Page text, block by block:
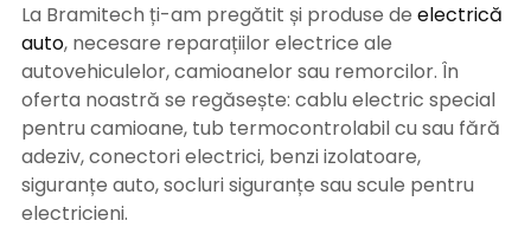
La Bramitech ți-am pregătit și produse de electrică
auto, necesare reparațiilor electrice ale
autovehiculelor, camioanelor sau remorcilor. În
oferta noastră se regăsește: cablu electric special
pentru camioane, tub termocontrolabil cu sau fără
adeziv, conectori electrici, benzi izolatoare,
siguranțe auto, socluri siguranțe sau scule pentru
electricieni.